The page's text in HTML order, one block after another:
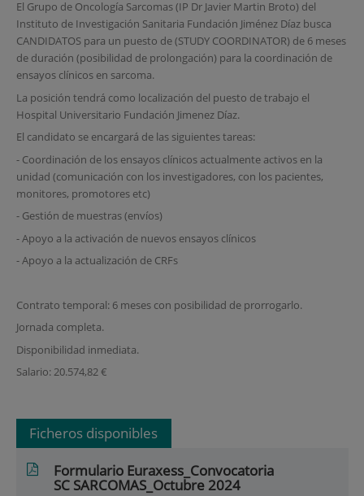
El Grupo de Oncología Sarcomas (IP Dr Javier Martin Broto) del
Instituto de Investigación Sanitaria Fundación Jiménez Díaz busca
CANDIDATOS para un puesto de (STUDY COORDINATOR) de 6 meses
de duración (posibilidad de prolongación) para la coordinación de
ensayos clínicos en sarcoma.
La posición tendrá como localización del puesto de trabajo el
Hospital Universitario Fundación Jimenez Díaz.
El candidato se encargará de las siguientes tareas:
- Coordinación de los ensayos clínicos actualmente activos en la
unidad (comunicación con los investigadores, con los pacientes,
monitores, promotores etc)
- Gestión de muestras (envíos)
- Apoyo a la activación de nuevos ensayos clínicos
- Apoyo a la actualización de CRFs
Contrato temporal: 6 meses con posibilidad de prorrogarlo.
Jornada completa.
Disponibilidad inmediata.
Salario: 20.574,82 €
Ficheros disponibles
Formulario Euraxess_Convocatoria
SC SARCOMAS_Octubre 2024